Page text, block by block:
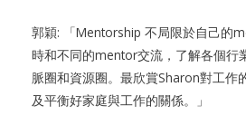
郭穎: 「Mentorship 不局限於自己的
時和不同的mentor交流，了解各個行
脈圈和資源圈。最欣賞Sharon對工作
及平衡好家庭與工作的關係。」